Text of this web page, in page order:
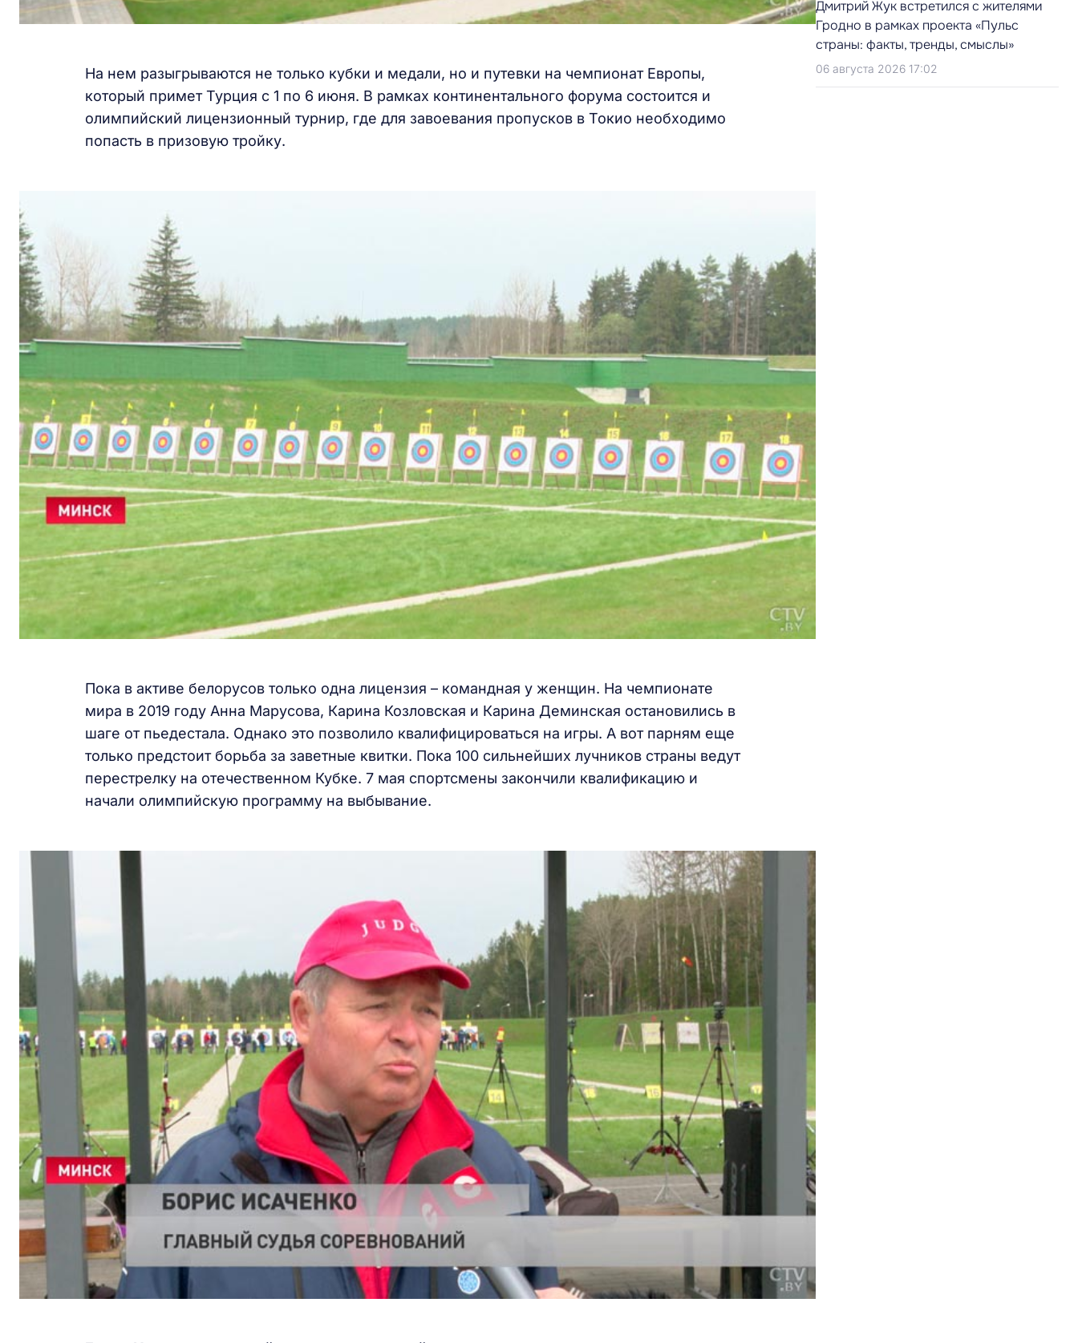
На нем разыгрываются не только кубки и медали, но и путевки на чемпионат Европы,
который примет Турция с 1 по 6 июня. В рамках континентального форума состоится и
олимпийский лицензионный турнир, где для завоевания пропусков в Токио необходимо
попасть в призовую тройку.
Пока в активе белорусов только одна лицензия – командная у женщин. На чемпионате
мира в 2019 году Анна Марусова, Карина Козловская и Карина Деминская остановились в
шаге от пьедестала. Однако это позволило квалифицироваться на игры. А вот парням еще
только предстоит борьба за заветные квитки. Пока 100 сильнейших лучников страны ведут
перестрелку на отечественном Кубке. 7 мая спортсмены закончили квалификацию и
начали олимпийскую программу на выбывание.
Дмитрий Жук встретился с жителями
Гродно в рамках проекта «Пульс
страны: факты, тренды, смыслы»
06 августа 2026 17:02